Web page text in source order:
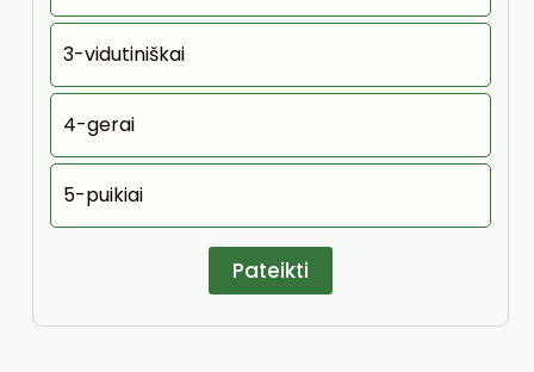
3-vidutiniškai
4-gerai
5-puikiai